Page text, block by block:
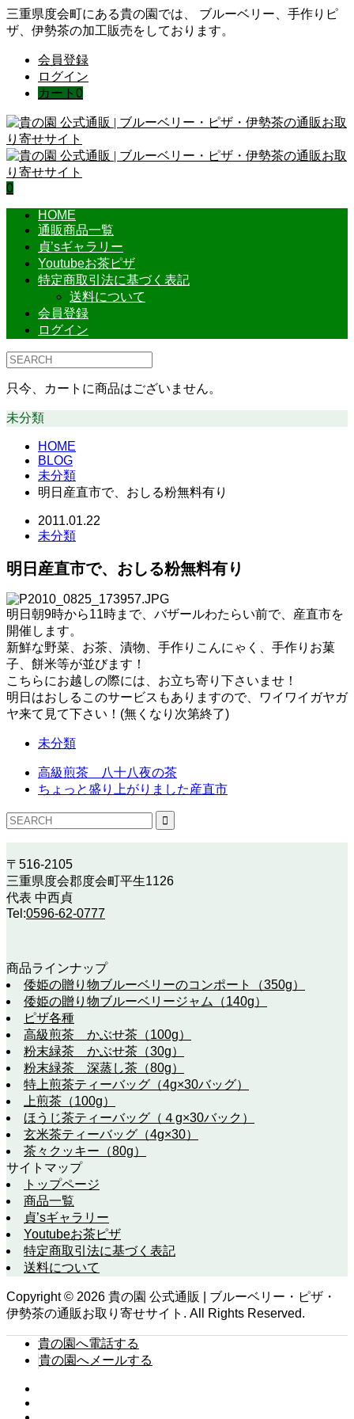
三重県度会町にある貴の園では、 ブルーベリー、手作りピ
ザ、伊勢茶の加工販売をしております。
会員登録
ログイン
カート 0
0
HOME
通販商品一覧
貞’sギャラリー
Youtubeお茶ピザ
特定商取引法に基づく表記
送料について
会員登録
ログイン
只今、カートに商品はございません。
未分類
HOME
BLOG
未分類
明日産直市で、おしる粉無料有り
2011.01.22
未分類
明日産直市で、おしる粉無料有り
明日朝9時から11時まで、バザールわたらい前で、産直市を
開催します。
新鮮な野菜、お茶、漬物、手作りこんにゃく、手作りお菓
子、餅米等が並びます！
こちらにお越しの際には、お立ち寄り下さいませ！
明日はおしるこのサービスもありますので、ワイワイガヤガ
ヤ来て見て下さい！(無くなり次第終了)
未分類
高級煎茶 八十八夜の茶
ちょっと盛り上がりました産直市
〒516-2105
三重県度会郡度会町平生1126
代表 中西貞
Tel:0596-62-0777
商品ラインナップ
倭姫の贈り物ブルーベリーのコンポート（350g）
倭姫の贈り物ブルーベリージャム（140g）
ピザ各種
高級煎茶 かぶせ茶（100g）
粉末緑茶 かぶせ茶（30g）
粉末緑茶 深蒸し茶（80g）
特上煎茶ティーバッグ（4g×30バッグ）
上煎茶（100g）
ほうじ茶ティーバッグ（４g×30バック）
玄米茶ティーバッグ（4g×30）
茶々クッキー（80g）
サイトマップ
トップページ
商品一覧
貞’sギャラリー
Youtubeお茶ピザ
特定商取引法に基づく表記
送料について
Copyright © 2026 貴の園 公式通販 | ブルーベリー・ピザ・
伊勢茶の通販お取り寄せサイト. All Rights Reserved.
貴の園へ電話する
貴の園へメールする